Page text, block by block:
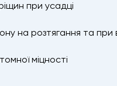
при усадці
на розтягання та при
міцності